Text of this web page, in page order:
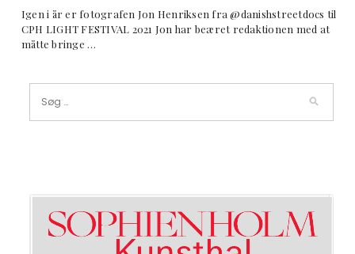
Igen i år er fotografen Jon Henriksen fra @danishstreetdocs til
CPH LIGHT FESTIVAL 2021 Jon har beæret redaktionen med at
måtte bringe …